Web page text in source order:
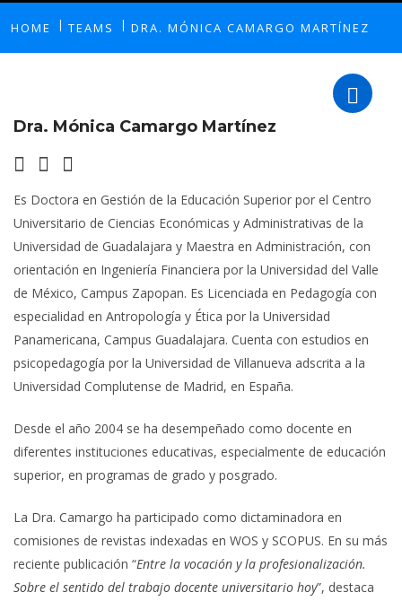
HOME TEAMS DRA. MÓNICA CAMARGO MARTÍNEZ
Dra. Mónica Camargo Martínez
Es Doctora en Gestión de la Educación Superior por el Centro
Universitario de Ciencias Económicas y Administrativas de la
Universidad de Guadalajara y Maestra en Administración, con
orientación en Ingeniería Financiera por la Universidad del Valle
de México, Campus Zapopan. Es Licenciada en Pedagogía con
especialidad en Antropología y Ética por la Universidad
Panamericana, Campus Guadalajara. Cuenta con estudios en
psicopedagogía por la Universidad de Villanueva adscrita a la
Universidad Complutense de Madrid, en España.
Desde el año 2004 se ha desempeñado como docente en
diferentes instituciones educativas, especialmente de educación
superior, en programas de grado y posgrado.
La Dra. Camargo ha participado como dictaminadora en
comisiones de revistas indexadas en WOS y SCOPUS. En su más
reciente publicación “Entre la vocación y la profesionalización.
Sobre el sentido del trabajo docente universitario hoy”, destaca